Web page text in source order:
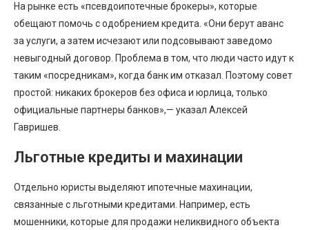
На рынке есть «псевдоипотечные брокеры», которые
обещают помочь с одобрением кредита. «Они берут аванс
за услуги, а затем исчезают или подсовывают заведомо
невыгодный договор. Проблема в том, что люди часто идут к
таким «посредникам», когда банк им отказал. Поэтому совет
простой: никаких брокеров без офиса и юрлица, только
официальные партнеры банков»,— указал Алексей
Гавришев.
Льготные кредиты и махинации
Отдельно юристы выделяют ипотечные махинации,
связанные с льготными кредитами. Например, есть
мошенники, которые для продажи неликвидного объекта